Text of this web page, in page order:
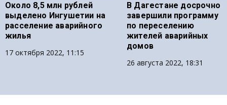
Около 8,5 млн рублей
выделено Ингушетии на
расселение аварийного
жилья
17 октября 2022, 11:15
В Дагестане досрочно
завершили программу
по переселению
жителей аварийных
домов
26 августа 2022, 18:31